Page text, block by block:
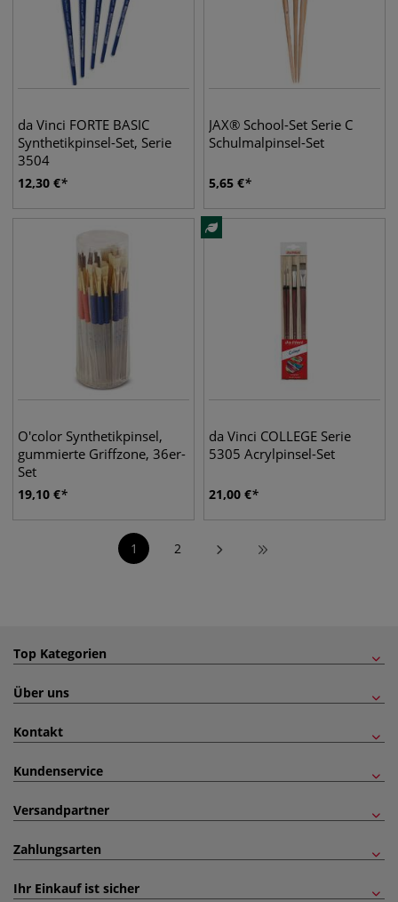
da Vinci FORTE BASIC
Synthetikpinsel-Set, Serie
3504
12,30 €
JAX® School-Set Serie C
Schulmalpinsel-Set
5,65 €
O'color Synthetikpinsel,
gummierte Griffzone, 36er-
Set
19,10 €
da Vinci COLLEGE Serie
5305 Acrylpinsel-Set
21,00 €
1 2
Top Kategorien
Über uns
Kontakt
Kundenservice
Versandpartner
Zahlungsarten
Ihr Einkauf ist sicher